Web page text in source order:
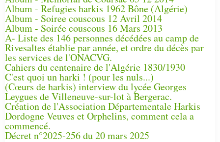
Album - Refugies harkis 1962 Bône (Algérie)
Album - Soiree couscous 12 Avril 2014
Album - Soirée couscous 16 Mars 2013
A- Liste des 146 personnes décédées au camp de
Rivesaltes établie par année, et ordre du décès par
les services de l'ONACVG.
Cahiers du centenaire de l'Algérie 1830/1930
C'est quoi un harki ! (pour les nuls...)
(Cœurs de harkis) interview du lycée Georges
Leygues de Villeneuve-sur-lot à Bergerac.
Création de l'Association Départementale Harkis
Dordogne Veuves et Orphelins, comment cela a
commencé.
Décret n°2025-256 du 20 mars 2025